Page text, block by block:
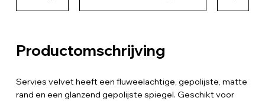
Productomschrijving
Servies velvet heeft een fluweelachtige, gepolijste, matte
rand en een glanzend gepolijste spiegel. Geschikt voor